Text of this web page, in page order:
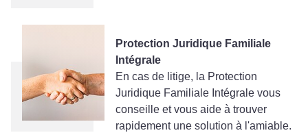
Protection Juridique Familiale
Intégrale
En cas de litige, la Protection
Juridique Familiale Intégrale vous
conseille et vous aide à trouver
rapidement une solution à l'amiable.